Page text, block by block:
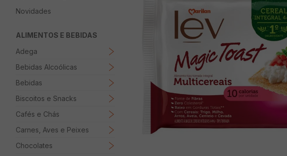
Macarrão
Novidades
ALIMENTOS E BEBIDAS
Adega
Bebidas Alcoólicas
Bebidas
Biscoitos e Snacks
Cafés e Chás
Carnes, Aves e Peixes
Chocolates